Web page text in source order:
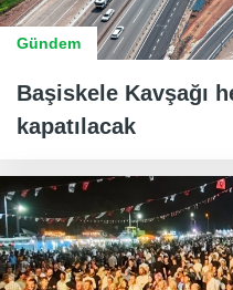
Gündem
Başiskele Kavşağı
kapatılacak